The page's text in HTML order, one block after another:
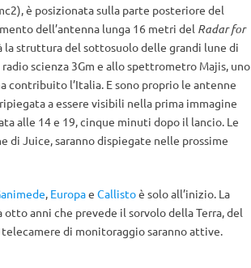
è posizionata sulla parte posteriore del
dell’antenna lunga 16 metri del Radar for
la struttura del sottosuolo delle grandi lune di
scienza 3Gm e allo spettrometro Majis, uno
l’Italia. E sono proprio le antenne
a essere visibili nella prima immagine
alle 14 e 19, cinque minuti dopo il lancio. Le
di Juice, saranno dispiegate nelle prossime
, Europae Callistoè solo all’inizio. La
otto anni che prevede il sorvolo della Terra, del
di monitoraggio saranno attive.